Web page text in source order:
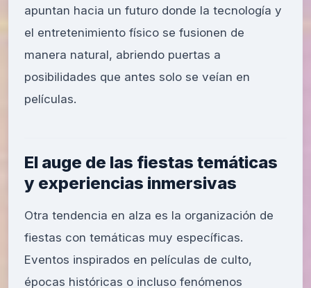
apuntan hacia un futuro donde la tecnología y
el entretenimiento físico se fusionen de
manera natural, abriendo puertas a
posibilidades que antes solo se veían en
películas.
El auge de las fiestas temáticas
y experiencias inmersivas
Otra tendencia en alza es la organización de
fiestas con temáticas muy específicas.
Eventos inspirados en películas de culto,
épocas históricas o incluso fenómenos